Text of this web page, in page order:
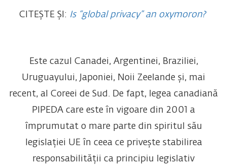
CITEȘTE ȘI: Is “global privacy” an oxymoron?
Este cazul Canadei, Argentinei, Braziliei,
Uruguayului, Japoniei, Noii Zeelande și, mai
recent, al Coreei de Sud. De fapt, legea canadiană
PIPEDA care este în vigoare din 2001 a
împrumutat o mare parte din spiritul său
legislației UE în ceea ce privește stabilirea
responsabilității ca principiu legislativ